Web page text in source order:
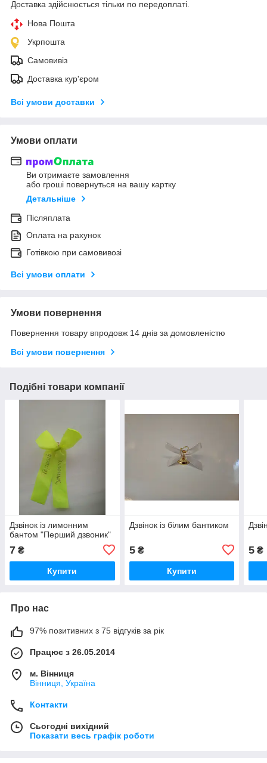
Доставка здійснюється тільки по передоплаті.
Нова Пошта
Укрпошта
Самовивіз
Доставка кур'єром
Всі умови доставки
Умови оплати
Ви отримаєте замовлення
або гроші повернуться на вашу картку
Детальніше
Післяплата
Оплата на рахунок
Готівкою при самовивозі
Всі умови оплати
Умови повернення
Повернення товару впродовж 14 днів за домовленістю
Всі умови повернення
Подібні товари компанії
Дзвінок із лимонним
бантом "Перший дзвоник"
7 ₴
Купити
Дзвінок із білим бантиком
5₴
Купити
5 ₴
Про нас
97% позитивних з 75 відгуків за рік
Працює з 26.05.2014
м. Вінниця
Вінниця, Україна
Контакти
Сьогодні вихідний
Показати весь графік роботи